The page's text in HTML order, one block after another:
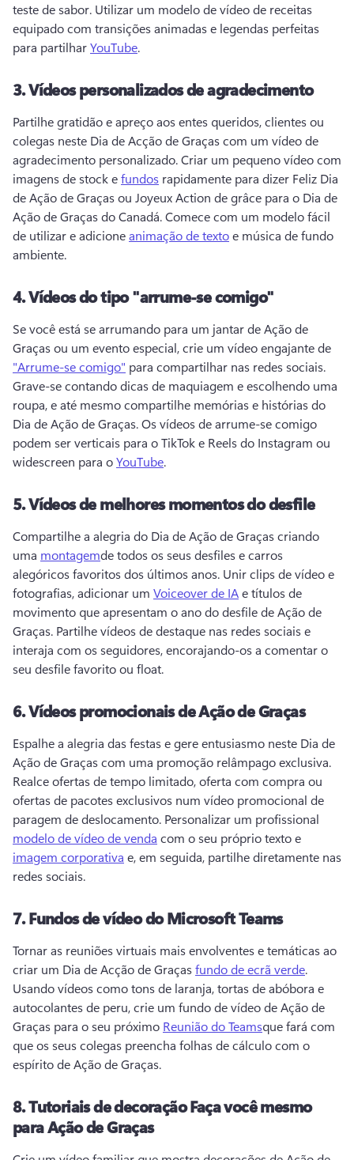
teste de sabor. Utilizar um modelo de vídeo de receitas
equipado com transições animadas e legendas perfeitas
para partilhar YouTube.
3.Vídeos personalizados de agradecimento
Partilhe gratidão e apreço aos entes queridos, clientes ou
colegas neste Dia de Acção de Graças com um vídeo de
agradecimento personalizado. Criar um pequeno vídeo com
imagens de stock e fundos rapidamente para dizer Feliz Dia
de Ação de Graças ou Joyeux Action de grâce para o Dia de
Ação de Graças do Canadá. Comece com um modelo fácil
de utilizar e adicione animação de texto e música de fundo
ambiente.
4.Vídeos do tipo "arrume-se comigo"
Se você está se arrumando para um jantar de Ação de
Graças ou um evento especial, crie um vídeo engajante de
"Arrume-se comigo"
Grave-se contando dicas de maquiagem e escolhendo uma
roupa, e até mesmo compartilhe memórias e histórias do
Dia de Ação de Graças. Os vídeos de arrume-se comigo
podem ser verticais para o TikTok e Reels do Instagram ou
widescreen para o YouTube.
5.Vídeos de melhores momentos do desfile
Compartilhe a alegria do Dia de Ação de Graças criando
uma montagemde todos os seus desfiles e carros
alegóricos favoritos dos últimos anos. Unir clips de vídeo e
fotografias, adicionar um Voiceover de IA e títulos de
movimento que apresentam o ano do desfile de Ação de
Graças. Partilhe vídeos de destaque nas redes sociais e
interaja com os seguidores, encorajando-os a comentar o
seu desfile favorito ou float.
6.Vídeos promocionais de Ação de Graças
Espalhe a alegria das festas e gere entusiasmo neste Dia de
Realce ofertas de tempo limitado, oferta com compra ou
ofertas de pacotes exclusivos num vídeo promocional de
paragem de deslocamento. Personalizar um profissional
modelo de vídeo de venda com o seu próprio texto e
imagem corporativa e, em seguida, partilhe diretamente nas
redes sociais.
7.Fundos de vídeo do Microsoft Teams
Tornar as reuniões virtuais mais envolventes e temáticas ao
criar um Dia de Acção de Graças fundo de ecrã verde
Usando vídeos como tons de laranja, tortas de abóbora e
autocolantes de peru, crie um fundo de vídeo de Ação de
Graças para o seu próximo Reunião do Teamsque fará com
que os seus colegas preencha folhas de cálculo com o
espírito de Ação de Graças.
8.Tutoriais de decoração Faça você mesmo
para Ação de Graças